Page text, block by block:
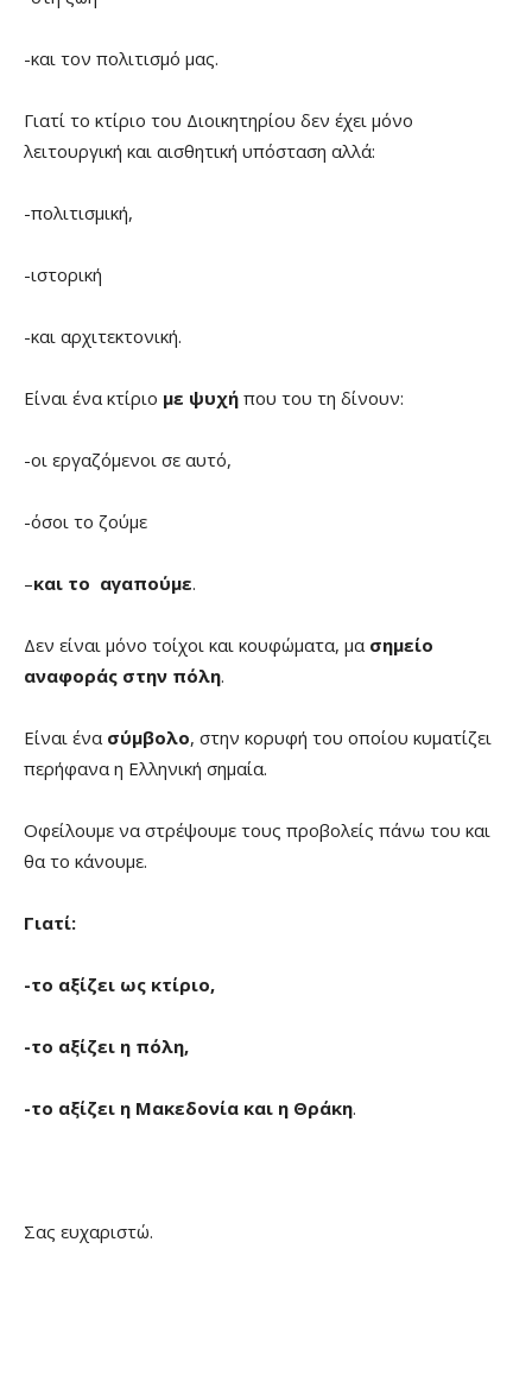
-και τον πολιτισμό μας.
Γιατί το κτίριο του Διοικητηρίου δεν έχει μόνο
λειτουργική και αισθητική υπόσταση αλλά:
-πολιτισμική,
-ιστορική
-και αρχιτεκτονική.
Είναι ένα κτίριο με ψυχή που του τη δίνουν:
-οι εργαζόμενοι σε αυτό,
-όσοι το ζούμε
–και το αγαπούμε.
Δεν είναι μόνο τοίχοι και κουφώματα, μα σημείο
αναφοράς στην πόλη.
Είναι ένα σύμβολο, στην κορυφή του οποίου κυματίζει
περήφανα η Ελληνική σημαία.
Οφείλουμε να στρέψουμε τους προβολείς πάνω του και
θα το κάνουμε.
Γιατί:
-το αξίζει ως κτίριο,
-το αξίζει η πόλη,
-το αξίζει η Μακεδονία και η Θράκη.
Σας ευχαριστώ.